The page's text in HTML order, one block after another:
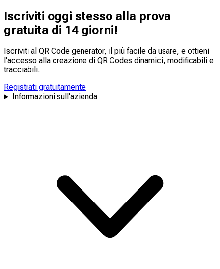
Iscriviti oggi stesso alla prova
gratuita di 14 giorni!
Iscriviti al QR Code generator, il più facile da usare, e ottieni
l'accesso alla creazione di QR Codes dinamici, modificabili e
tracciabili.
Registrati gratuitamente
Informazioni sull'azienda